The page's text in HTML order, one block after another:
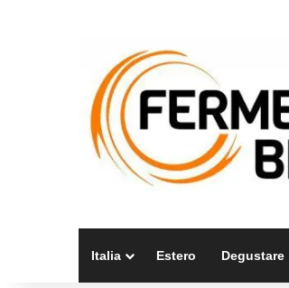
Italia Estero Degustare